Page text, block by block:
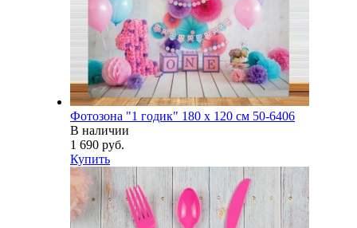
Фотозона "1 годик" 180 х 120 см 50-6406
В наличии
1 690 руб.
Купить